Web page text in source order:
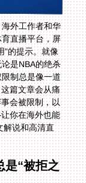
外工作者和华
直播平台，屏
”的提示。就像
是NBA的绝杀
制总是像一道
篇文章会从痛
会被限制，以
你在海外也能
解说和高清直
是“被拒之